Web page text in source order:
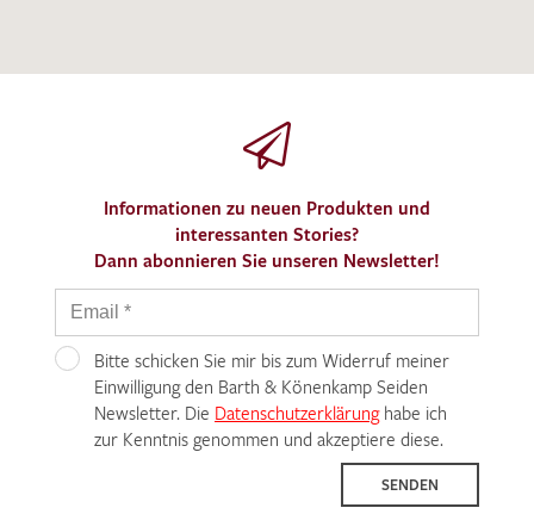
Informationen zu neuen Produkten und
interessanten Stories?
Dann abonnieren Sie unseren Newsletter!
Bitte schicken Sie mir bis zum Widerruf meiner
Einwilligung den Barth & Könenkamp Seiden
Newsletter. Die Datenschutzerklärunghabe ich
zur Kenntnis genommen und akzeptiere diese.
SENDEN